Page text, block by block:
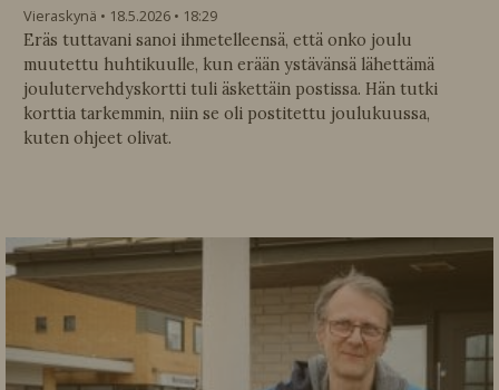
Vieraskynä 18.5.2026
18:29
Eräs tuttavani sanoi ihmetelleensä, että onko joulu
muutettu huhtikuulle, kun erään ystävänsä lähettämä
joulutervehdyskortti tuli äskettäin postissa. Hän tutki
korttia tarkemmin, niin se oli postitettu joulukuussa,
kuten ohjeet olivat.